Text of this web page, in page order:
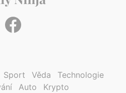
Sport Věda
Technologie
Auto Krypto